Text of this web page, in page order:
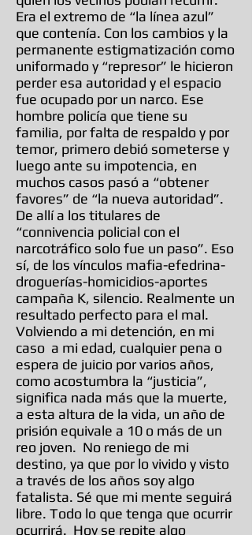
Era el extremo de “la línea azul”
que contenía. Con los cambios y la
permanente estigmatización como
uniformado y “represor” le hicieron
perder esa autoridad y el espacio
fue ocupado por un narco. Ese
hombre policía que tiene su
familia, por falta de respaldo y por
temor, primero debió someterse y
luego ante su impotencia, en
muchos casos pasó a “obtener
favores” de “la nueva autoridad”.
De allí a los titulares de
“connivencia policial con el
narcotráfico solo fue un paso”. Eso
sí, de los vínculos mafia-efedrina-
droguerías-homicidios-aportes
campaña K, silencio. Realmente un
resultado perfecto para el mal.
Volviendo a mi detención, en mi
caso a mi edad, cualquier pena o
espera de juicio por varios años,
como acostumbra la “justicia”,
significa nada más que la muerte,
a esta altura de la vida, un año de
prisión equivale a 10 o más de un
reo joven. No reniego de mi
destino, ya que por lo vivido y visto
a través de los años soy algo
fatalista. Sé que mi mente seguirá
libre. Todo lo que tenga que ocurrir
ocurrirá. Hoy se repite algo